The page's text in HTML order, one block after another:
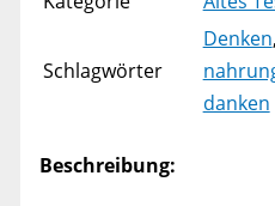
Schlagwörter
Denken,
danken
Beschreibung: